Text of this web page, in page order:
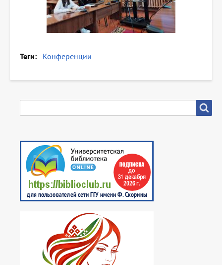
Теги Конференции